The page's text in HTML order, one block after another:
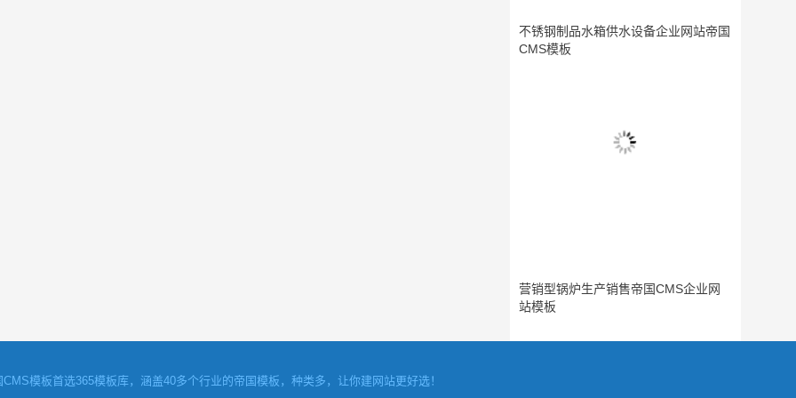
不锈钢制品水箱供水设备企业网站帝国
CMS模板
营销型锅炉生产销售帝国CMS企业网
站模板
CMS模板首选365模板库，涵盖40多个行业的帝国模板，种类多，让你建网站更好选！